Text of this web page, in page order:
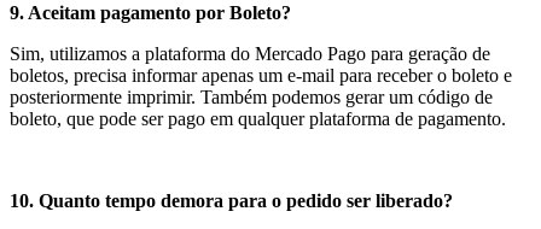
9. Aceitam pagamento por Boleto?
Sim, utilizamos a plataforma do Mercado Pago para geração de
boletos, precisa informar apenas um e-mail para receber o boleto e
posteriormente imprimir. Também podemos gerar um código de
boleto, que pode ser pago em qualquer plataforma de pagamento.
10. Quanto tempo demora para o pedido ser liberado?